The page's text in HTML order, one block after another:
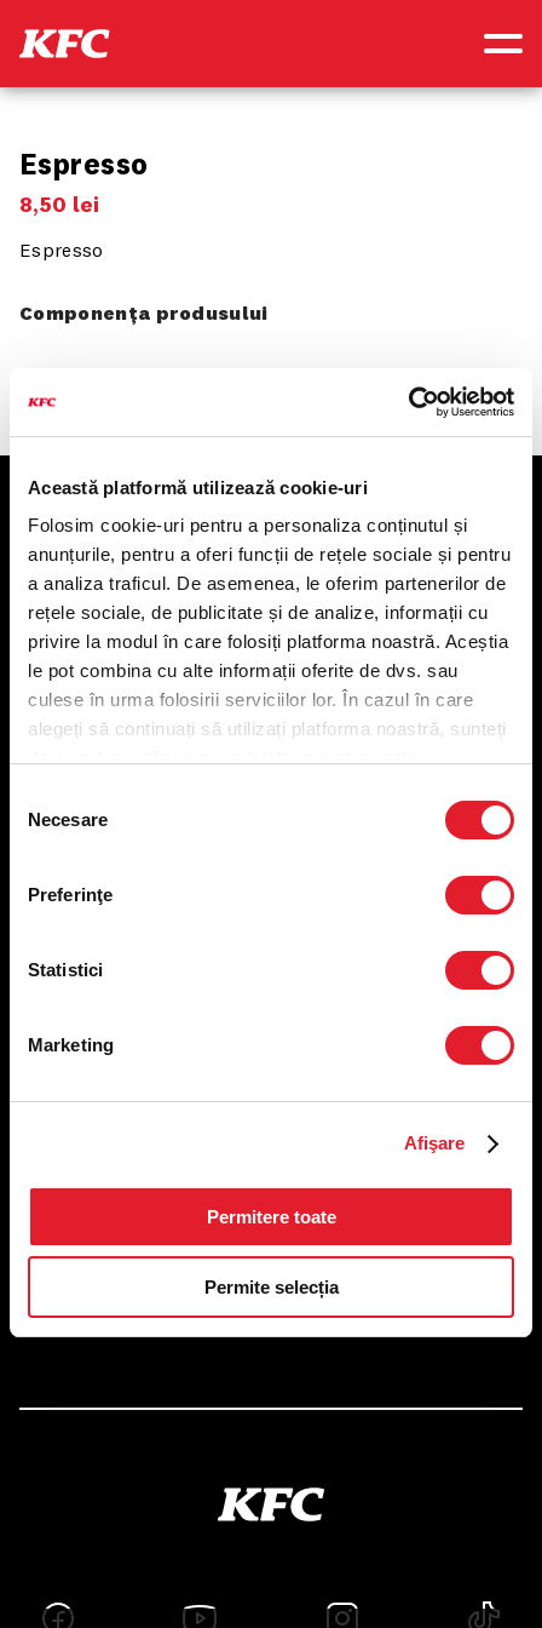
Această platformă utilizează cookie-uri
Folosim cookie-uri pentru a personaliza conținutul și
anunțurile, pentru a oferi funcții de rețele sociale și pentru
a analiza traficul. De asemenea, le oferim partenerilor de
rețele sociale, de publicitate și de analize, informații cu
privire la modul în care folosiți platforma noastră. Aceștia
le pot combina cu alte informații oferite de dvs. sau
culese în urma folosirii serviciilor lor. În cazul în care
alegeți să continuați să utilizați platforma noastră, sunteți
consimțământului
Necesare
Preferinţe
Statistici
Marketing
Afişare
Permitere toate
Permite selecția
Espresso
8,50 lei
Espresso
Componența produsului
KFC
Meniu livrare
Meniu ridicare
Nutriționale și Alergeni
Abonare Newsletter
Contact
Utile
Politica privind prelucrarea datelor
Condiții de desfășurare „Descarcă KFC APP”
Restaurante
CAMERA 5, Etaj 2
Autorizații și avize